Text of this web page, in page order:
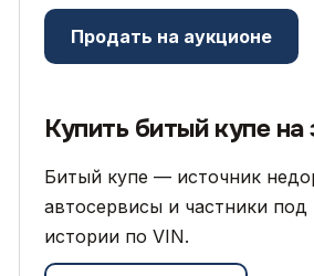
Продать на аукционе
Купить битый купе на
Битый купе — источник
автосервисы и частники
истории по VIN.